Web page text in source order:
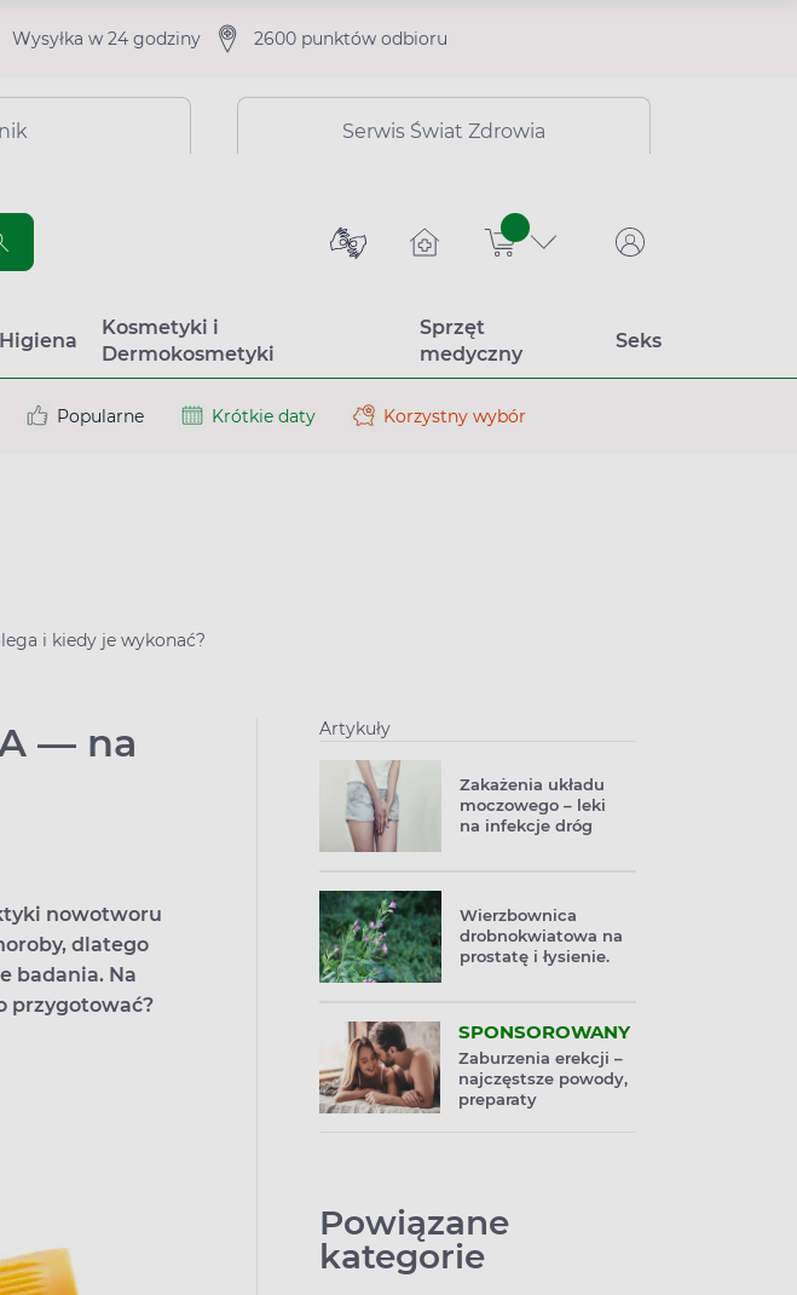
Wysyłka w 24 godziny 2600 punktów odbioru
Serwis Świat Zdrowia
sztuk
Higiena
Kosmetyki i
Dermokosmetyki
Sprzęt
medyczny
Seks
Popularne Krótkie daty Korzystny wybór
i kiedy je wykonać?
— na
nowotworu
dlatego
badania. Na
przygotować?
Artykuły
Zakażenia układu
moczowego – leki
na infekcje dróg
Wierzbownica
drobnokwiatowa na
prostatę i łysienie.
SPONSOROWANY
Zaburzenia erekcji –
najczęstsze powody,
preparaty
Powiązane
kategorie